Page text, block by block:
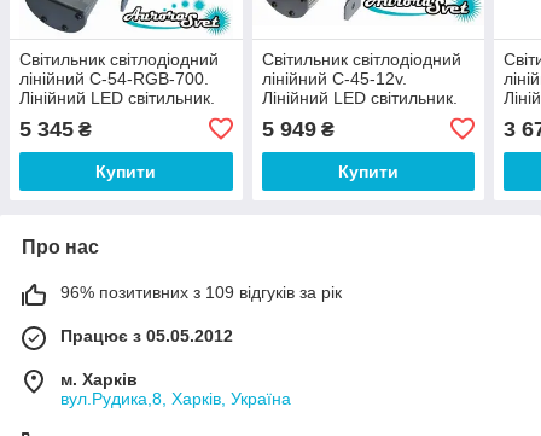
Світильник світлодіодний
лінійний C-54-RGB-700.
Лінійний LED світильник.
світильник.
5 345 ₴
Купити
Світильник світлодіодний
лінійний C-45-12v.
Лінійний LED світильник.
світильник.
5 949₴
Купити
3
Про нас
96% позитивних з 109 відгуків за рік
Працює з 05.05.2012
м. Харків
вул.Рудика,8, Харків, Україна